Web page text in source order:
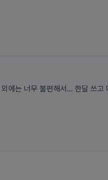
한 거 외에는 너무 불편해서... 한달